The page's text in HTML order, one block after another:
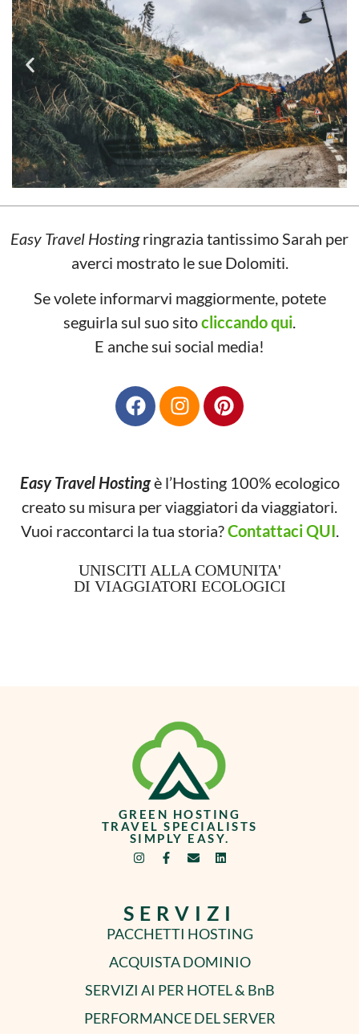
Easy Travel Hostingringrazia tantissimo Sarah per
averci mostrato le sue Dolomiti.
Se volete informarvi maggiormente, potete
seguirla sul suo sitocliccando qui.
E anche sui social media!
Easy Travel Hostingè l’Hosting 100% ecologico
creato su misura per viaggiatori da viaggiatori.
Vuoi raccontarci la tua storia?Contattaci QUI
UNISCITI ALLA COMUNITA'
DI VIAGGIATORI ECOLOGICI
GREEN HOSTING
TRAVEL SPECIALISTS
SIMPLY EASY.
SERVIZI
PACCHETTI HOSTING
ACQUISTA DOMINIO
SERVIZI AI PER HOTEL & BnB
PERFORMANCE DEL SERVER